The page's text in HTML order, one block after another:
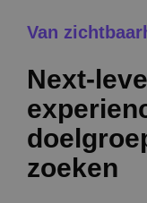
Van
Next-
zoeken